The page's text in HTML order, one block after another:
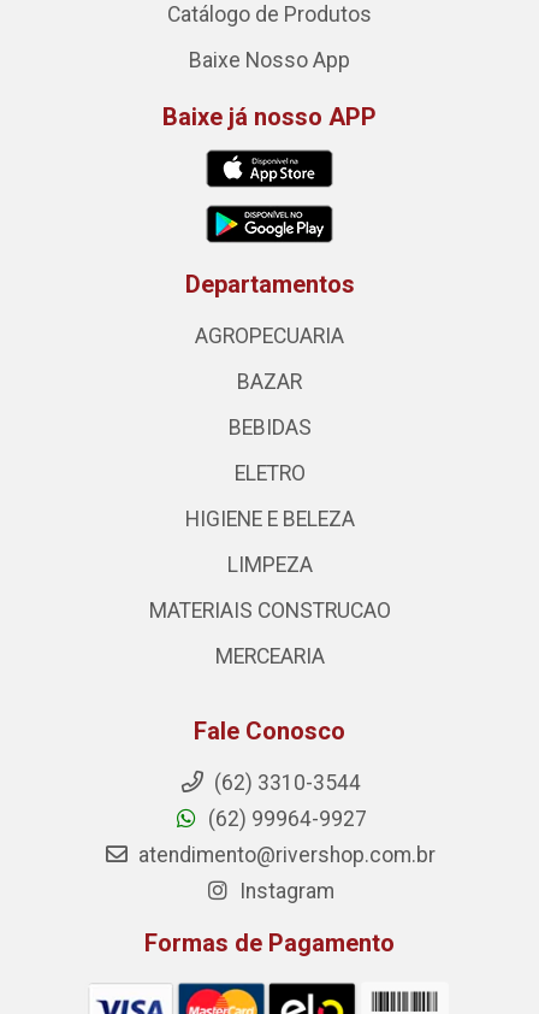
Catálogo de Produtos
Baixe Nosso App
Baixe já nosso APP
Departamentos
AGROPECUARIA
BAZAR
BEBIDAS
ELETRO
HIGIENE E BELEZA
LIMPEZA
MATERIAIS CONSTRUCAO
MERCEARIA
Fale Conosco
(62) 3310-3544
(62) 99964-9927
atendimento@rivershop.com.br
Instagram
Formas de Pagamento